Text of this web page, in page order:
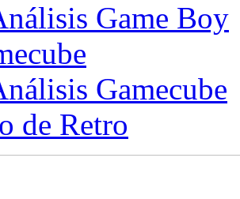
Game Boy
Gamecube
de Retro